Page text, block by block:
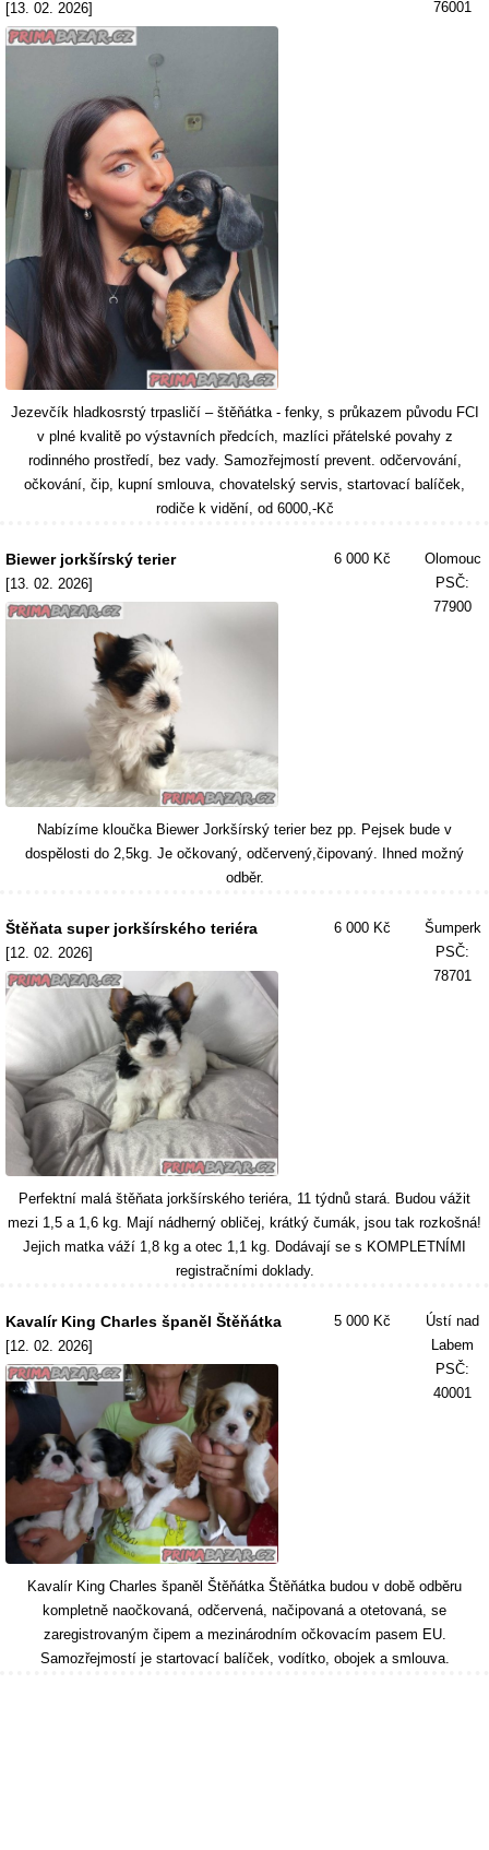
[13. 02. 2026] 76001
Jezevčík hladkosrstý trpasličí – štěňátka - fenky, s průkazem původu FCI
v plné kvalitě po výstavních předcích, mazlíci přátelské povahy z
rodinného prostředí, bez vady. Samozřejmostí prevent. odčervování,
očkování, čip, kupní smlouva, chovatelský servis, startovací balíček,
rodiče k vidění, od 6000,-Kč
Biewer jorkšírský terier
[13. 02. 2026]
6 000 Kč
Olomouc
PSČ:
77900
Nabízíme kloučka Biewer Jorkšírský terier bez pp. Pejsek bude v
dospělosti do 2,5kg. Je očkovaný, odčervený,čipovaný. Ihned možný
odběr.
Štěňata super jorkšírského teriéra
[12. 02. 2026]
6 000 Kč
Šumperk
PSČ:
78701
Perfektní malá štěňata jorkšírského teriéra, 11 týdnů stará. Budou vážit
mezi 1,5 a 1,6 kg. Mají nádherný obličej, krátký čumák, jsou tak rozkošná!
Jejich matka váží 1,8 kg a otec 1,1 kg. Dodávají se s KOMPLETNÍMI
registračními doklady.
Kavalír King Charles španěl Štěňátka
[12. 02. 2026]
5 000 Kč
Ústí nad
Labem
PSČ:
40001
Kavalír King Charles španěl Štěňátka Štěňátka budou v době odběru
kompletně naočkovaná, odčervená, načipovaná a otetovaná, se
zaregistrovaným čipem a mezinárodním očkovacím pasem EU.
Samozřejmostí je startovací balíček, vodítko, obojek a smlouva.